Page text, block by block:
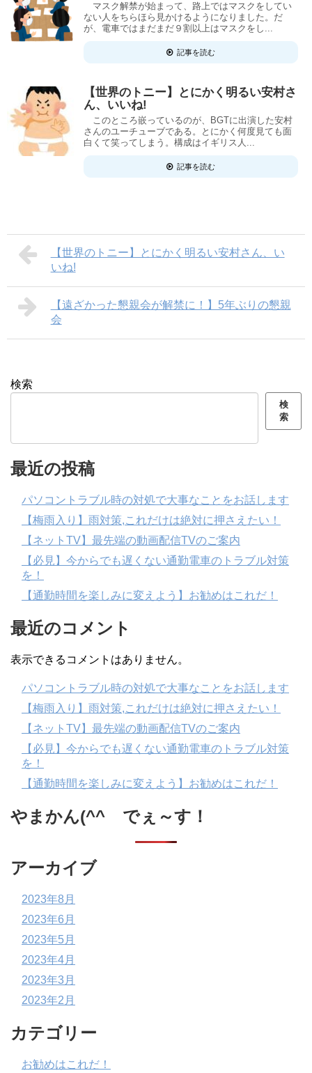
マスク解禁が始まって、路上ではマスクをしてい
ない人をちらほら見かけるようになりました。だ
が、電車ではまだまだ９割以上はマスクをし...
記事を読む
【世界のトニー】とにかく明るい安村さ
ん、いいね!
このところ嵌っているのが、BGTに出演した安村
さんのユーチューブである。とにかく何度見ても面
白くて笑ってしまう。構成はイギリス人...
記事を読む
【世界のトニー】とにかく明るい安村さん、い
いね!
【遠ざかった懇親会が解禁に！】5年ぶりの懇親
会
検索
検
索
最近の投稿
パソコントラブル時の対処で大事なことをお話します
【梅雨入り】雨対策,これだけは絶対に押さえたい！
【ネットTV】最先端の動画配信TVのご案内
【必見】今からでも遅くない通勤電車のトラブル対策
を！
【通勤時間を楽しみに変えよう】お勧めはこれだ！
最近のコメント
表示できるコメントはありません。
パソコントラブル時の対処で大事なことをお話します
【梅雨入り】雨対策,これだけは絶対に押さえたい！
【ネットTV】最先端の動画配信TVのご案内
【必見】今からでも遅くない通勤電車のトラブル対策
を！
【通勤時間を楽しみに変えよう】お勧めはこれだ！
やまかん(^^ゞでぇ～す！
アーカイブ
2023年8月
2023年6月
2023年5月
2023年4月
2023年3月
2023年2月
カテゴリー
お勧めはこれだ！